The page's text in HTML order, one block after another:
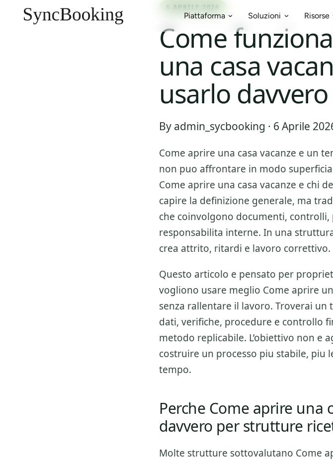
Piattaforma Soluzioni Risorse
Multi-Calendario
Inbox Unificata
Affitti Urbani
Affitti Stagionali
Report e Guide
6 APRILE 2026
Come
una casa
usarlo davvero
By admin_sycbooking · 6 Aprile
Come aprire una casa vacanze e un
non puo affrontare in modo
Come aprire una casa vacanze e chi
capire la definizione generale, ma
che coinvolgono documenti,
responsabilita interne. In una
crea attrito, ritardi e lavoro correttivo.
Questo articolo e pensato per
vogliono usare meglio Come aprire
senza rallentare il lavoro. Troverai
dati, verifiche, procedure e controllo
metodo replicabile. L’obiettivo non e
costruire un processo piu stabile, piu
tempo.
Perche Come aprire una
davvero per strutture
Molte strutture sottovalutano Come